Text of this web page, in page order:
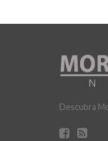
Descubra